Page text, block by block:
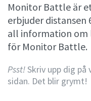
Monitor Battle är
erbjuder distansen
all information om
för Monitor Battle.
Psst!Skriv upp dig på
sidan. Det blir grymt!